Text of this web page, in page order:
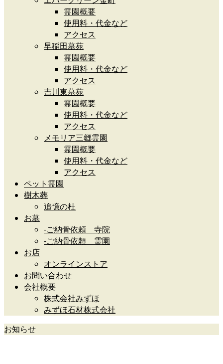
霊園概要
使用料・代金など
アクセス
早稲田墓苑
霊園概要
使用料・代金など
アクセス
吉川東墓苑
霊園概要
使用料・代金など
アクセス
メモリア三郷霊園
霊園概要
使用料・代金など
アクセス
ペット霊園
樹木葬
追憶の杜
お墓
-ご納骨依頼 寺院
-ご納骨依頼 霊園
お店
オンラインストア
お問い合わせ
会社概要
株式会社みずほ
みずほ石材株式会社
お知らせ